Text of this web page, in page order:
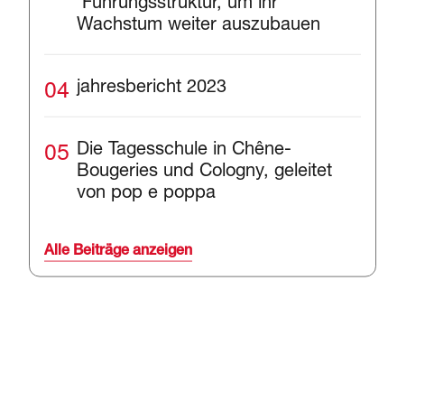
Führungsstruktur, um ihr
Wachstum weiter auszubauen
04 jahresbericht 2023
05 Die Tagesschule in Chêne-
Bougeries und Cologny, geleitet
von pop e poppa
Alle Beiträge anzeigen